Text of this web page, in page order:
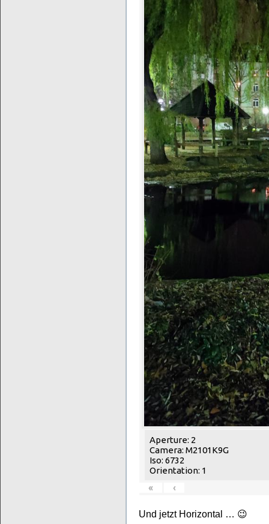
Aperture: 2
Camera: M2101K9G
Iso: 6732
Orientation: 1
«
‹
Und jetzt Horizontal … 😉